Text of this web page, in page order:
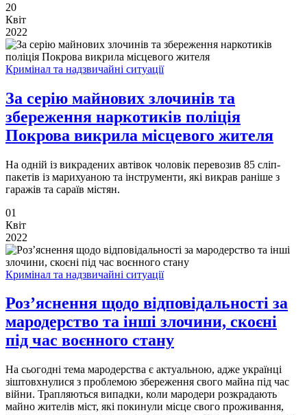
20
Квіт
2022
Кримінал та надзвичайні ситуації
За серію майнових злочинів та
збереження наркотиків поліція
Покрова викрила місцевого жителя
​​​​​​​На одній із викрадених автівок чоловік перевозив 85 сліп-
пакетів із марихуаною та інструменти, які викрав раніше з
гаражів та сараїв містян.
01
Квіт
2022
Кримінал та надзвичайні ситуації
Роз’яснення щодо відповідальності за
мародерство та інші злочини, скоєні
під час воєнного стану
На сьогодні тема мародерства є актуальною, адже українці
зіштовхнулися з проблемою збереження свого майна під час
війни. Трапляються випадки, коли мародери розкрадають
майно жителів міст, які покинули місце свого проживання,